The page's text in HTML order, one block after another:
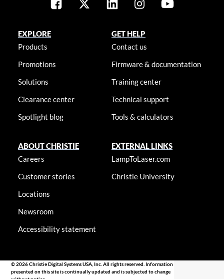
EXPLORE
Products
Promotions
Solutions
Clearance center
Spotlight blog
GET HELP
Contact us
Firmware & documentation
Training center
Technical support
Tools & calculators
ABOUT CHRISTIE
Careers
Customer stories
Locations
Newsroom
Accessibility statement
EXTERNAL LINKS
LampToLaser.com
Christie University
© 2026 Christie Digital Systems USA, Inc. All rights reserved. Information
presented on this site is continually updated and is subjected to change